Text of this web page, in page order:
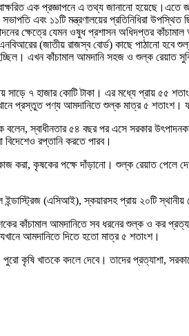
এক প্রজ্ঞাপনে এ তথ্য জানানো হয়েছে।এতে
এবং ১১টি মন্ত্রণালয়ের প্রতিনিধিরা
ক্ষেত্রে যেমন ওষুধ প্রশাসন অধিদপ্তর কাঁচামাল
(জাতীয় রাজস্ব বোর্ড) কাছে পাঠানো
এখন কাঁচামাল আমদানি সহজ ও শুল্ক রেয়াত
সাড়ে ৭ হাজার কোটি টাকা। এর মধ্যে প্রায় ৫৫
প্রস্তুত পণ্য আমদানিতে শুল্ক মাত্র ৫ শতাংশ।
স্বাধীনতার ৫৪ বছর পর এসে সরকার
বিদেশেও রপ্তানি করতে পারব।
করা, কৃষকের পক্ষে দাঁড়ানো। শুল্ক রেয়াত পেলে
ইন্ডাস্ট্রিজ (এসিআই), স্কয়ারসহ প্রায় ২০টি
কাঁচামাল আমদানিতে সব ধরনের শুল্ক ও কর
আমদানিতে দিতে হতো মাত্র ৫ শতাংশ।
কৃষি খাতকে বদলে দেবে। তাদের প্রত্যাশা,